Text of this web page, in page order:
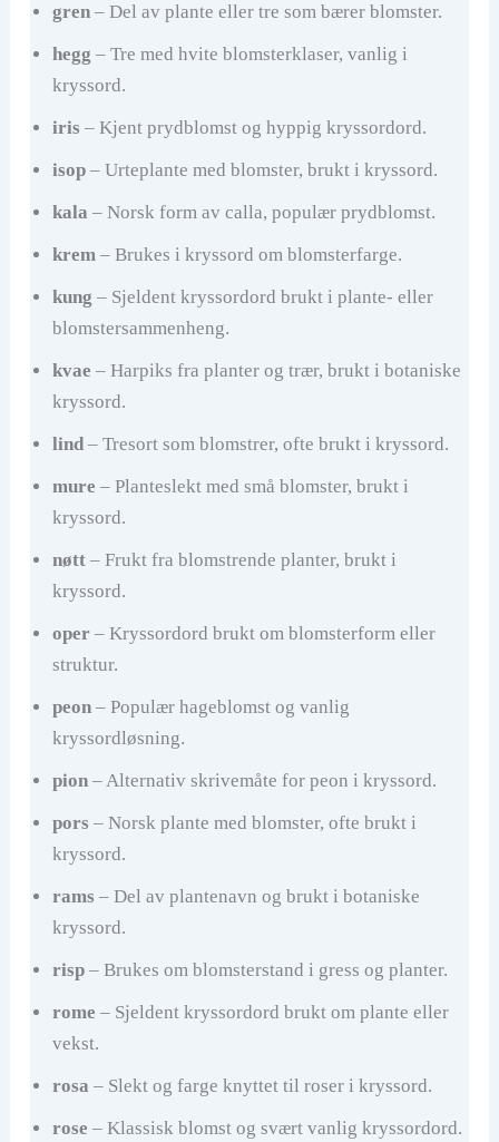
gren– Del av plante eller tre som bærer blomster.
hegg – Tre med hvite blomsterklaser, vanlig i
kryssord.
iris – Kjent prydblomst og hyppig kryssordord.
isop– Urteplante med blomster, brukt i kryssord.
kala – Norsk form av calla, populær prydblomst.
krem– Brukes i kryssord om blomsterfarge.
kung – Sjeldent kryssordord brukt i plante- eller
blomstersammenheng.
kvae – Harpiks fra planter og trær, brukt i botaniske
kryssord.
lind– Tresort som blomstrer, ofte brukt i kryssord.
mure – Planteslekt med små blomster, brukt i
kryssord.
nøtt– Frukt fra blomstrende planter, brukt i
kryssord.
oper – Kryssordord brukt om blomsterform eller
struktur.
peon– Populær hageblomst og vanlig
kryssordløsning.
pion– Alternativ skrivemåte for peon i kryssord.
pors – Norsk plante med blomster, ofte brukt i
kryssord.
rams – Del av plantenavn og brukt i botaniske
kryssord.
risp– Brukes om blomsterstand i gress og planter.
rome – Sjeldent kryssordord brukt om plante eller
vekst.
rosa – Slekt og farge knyttet til roser i kryssord.
rose – Klassisk blomst og svært vanlig kryssordord.